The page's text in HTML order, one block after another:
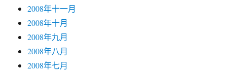
2008年十一月
2008年十月
2008年九月
2008年八月
2008年七月